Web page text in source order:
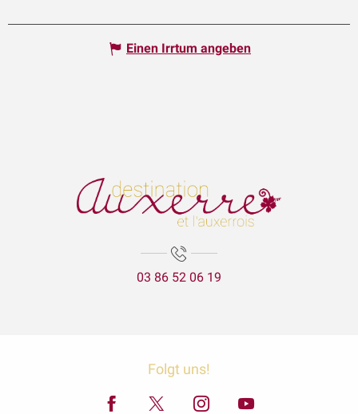
Einen Irrtum angeben
03 86 52 06 19
Folgt uns!